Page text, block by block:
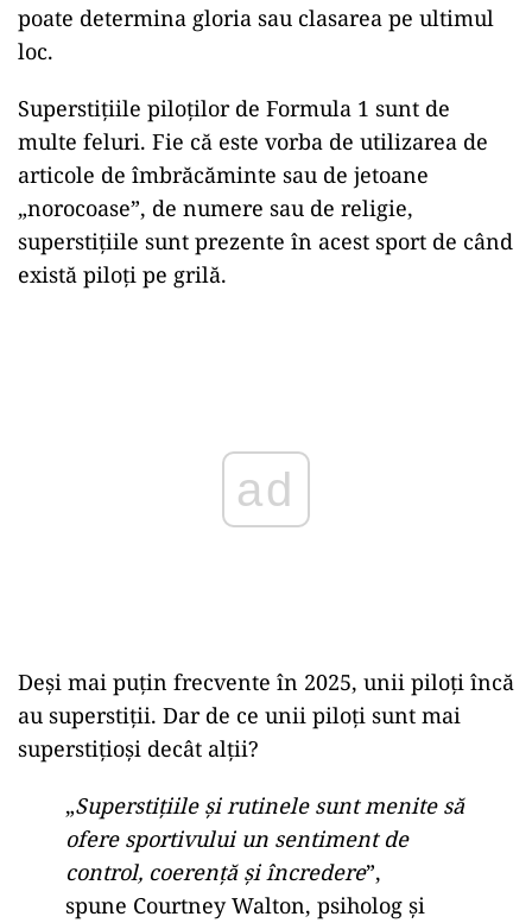
poate determina gloria sau clasarea pe ultimul
loc.
Superstițiile piloților de Formula 1 sunt de
multe feluri. Fie că este vorba de utilizarea de
articole de îmbrăcăminte sau de jetoane
„norocoase”, de numere sau de religie,
superstițiile sunt prezente în acest sport de când
există piloți pe grilă.
Deși mai puțin frecvente în 2025, unii piloți încă
au superstiții. Dar de ce unii piloți sunt mai
superstițioși decât alții?
„Superstițiile și rutinele sunt menite să
ofere sportivului un sentiment de
control, coerență și încredere”,
spune Courtney Walton, psiholog și